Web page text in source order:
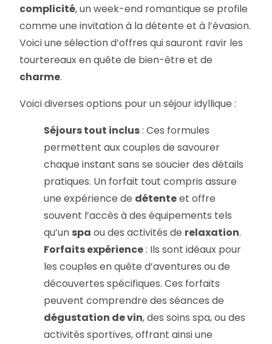
complicité, un week-end romantique se profile
comme une invitation à la détente et à l’évasion.
Voici une sélection d’offres qui sauront ravir les
tourtereaux en quête de bien-être et de
charme.
Voici diverses options pour un séjour idyllique :
Séjours tout inclus: Ces formules
permettent aux couples de savourer
chaque instant sans se soucier des détails
pratiques. Un forfait tout compris assure
une expérience de détenteet offre
souvent l’accès à des équipements tels
qu’un spa ou des activités de relaxation.
Forfaits expérience: Ils sont idéaux pour
les couples en quête d’aventures ou de
découvertes spécifiques. Ces forfaits
peuvent comprendre des séances de
dégustation de vin, des soins spa, ou des
activités sportives, offrant ainsi une